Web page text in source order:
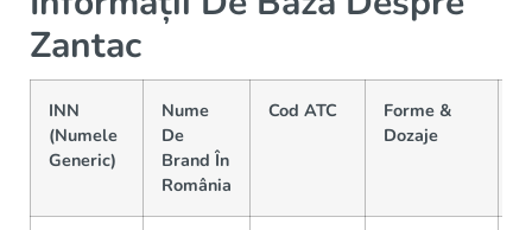
Zantac
INN
(Numele
Generic)
Nume
De
Brand În
România
Cod ATC
Forme &
Dozaje